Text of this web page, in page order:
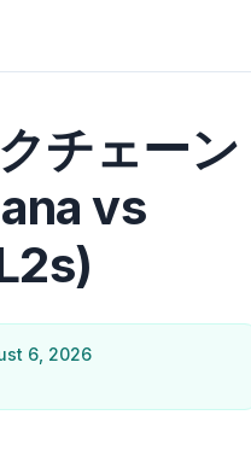
チェーン
vs
6, 2026